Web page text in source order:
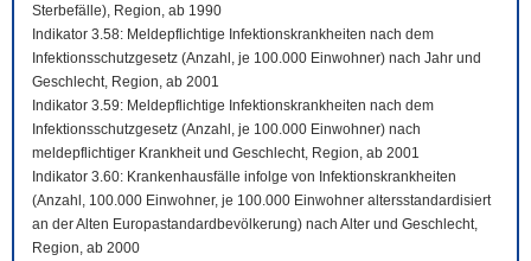
Sterbefälle), Region, ab 1990
Indikator 3.58: Meldepflichtige Infektionskrankheiten nach dem
Infektionsschutzgesetz (Anzahl, je 100.000 Einwohner) nach Jahr und
Geschlecht, Region, ab 2001
Indikator 3.59: Meldepflichtige Infektionskrankheiten nach dem
Infektionsschutzgesetz (Anzahl, je 100.000 Einwohner) nach
meldepflichtiger Krankheit und Geschlecht, Region, ab 2001
Indikator 3.60: Krankenhausfälle infolge von Infektionskrankheiten
(Anzahl, 100.000 Einwohner, je 100.000 Einwohner altersstandardisiert
an der Alten Europastandardbevölkerung) nach Alter und Geschlecht,
Region, ab 2000